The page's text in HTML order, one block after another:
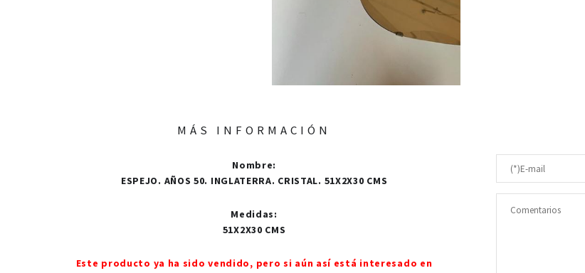
MÁS INFORMACIÓN
Nombre:
ESPEJO. AÑOS 50. INGLATERRA. CRISTAL. 51X2X30 CMS
Medidas:
51X2X30 CMS
Este producto ya ha sido vendido, pero si aún así está interesado en